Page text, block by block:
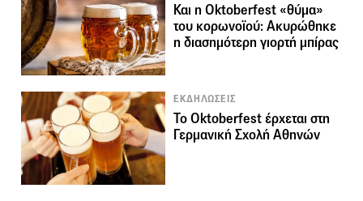
Και η Oktoberfest «θύμα»
του κορωνοϊού: Ακυρώθηκε
η διασημότερη γιορτή μπίρας
ΕΚΔΗΛΩΣΕΙΣ
Το Oktoberfest έρχεται στη
Γερμανική Σχολή Αθηνών